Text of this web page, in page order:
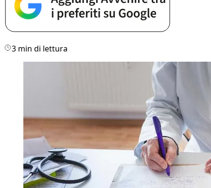
3 min di lettura